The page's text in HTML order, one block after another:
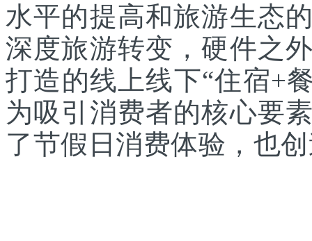
水平的提高和旅游生态
深度旅游转变，硬件之
打造的线上线下“住宿+
为吸引消费者的核心要
了节假日消费体验，也